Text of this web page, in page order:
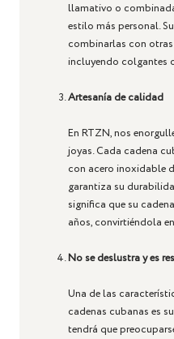
llamativo o
estilo más personal.
combinarlas con
incluyendo colgantes
Artesanía de calidad
En RTZN, nos
joyas. Cada cadena
con acero inoxidable
garantiza su
significa que su
años, convirtiéndola
No se deslustra y es
Una de las
cadenas cubanas es
tendrá que